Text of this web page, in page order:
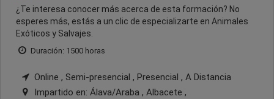
¿Te interesa conocer más acerca de esta formación? No
esperes más, estás a un clic de especializarte en Animales
Exóticos y Salvajes.
Duración: 1500 horas
Online , Semi-presencial , Presencial , A Distancia
Impartido en: Álava/Araba , Albacete ,